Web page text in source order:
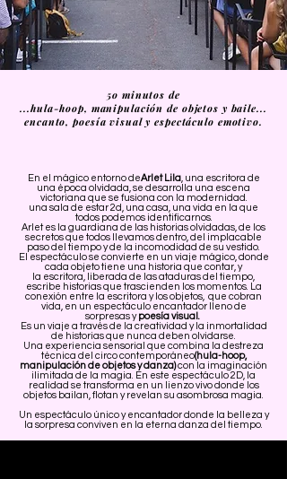
5o minutos de
...hula-hoop, manipulación de objetos y baile...
encanto, poesía visual y espectáculo emotivo.
En el mágico entorno deArlet Lila, una escritora de
una época olvidada, se desarrolla una escena
victoriana que se fusiona con la modernidad.
una sala de estar 2d, una casa, una vida en la que
todos podemos identificarnos.
Arlet es la guardiana de las historias olvidadas, de los
secretos que todos llevamos dentro, del implacable
paso del tiempo y de la incomodidad de su vestido.
El espectáculo se convierte en un viaje mágico, donde
cada objeto tiene una historia que contar, y
la escritora, liberada de las ataduras del tiempo,
escribe historias que trascienden los momentos. La
conexión entre la escritora y los objetos, que cobran
vida, en un espectáculo encantador lleno de
sorpresas ypoesía visual.
Es un viaje a través de la creatividad y la inmortalidad
de historias que nunca deben olvidarse.
Una experiencia sensorial que combina la destreza
técnica del circo contemporáneo(hula-hoop,
manipulación de objetos y danza)con la imaginación
ilimitada de la magia. En este espectáculo 2D, la
realidad se transforma en un lienzo vivo donde los
objetos bailan, flotan y revelan su asombrosa magia.
Un espectáculo único y encantador donde la belleza y
la sorpresa conviven en la eterna danza del tiempo.